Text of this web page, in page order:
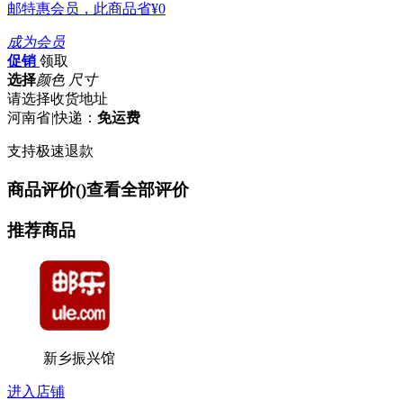
邮特惠会员，此商品省¥0
成为会员
促销 领取
选择颜色 尺寸
请选择收货地址
河南省|快递： 免运费
支持极速退款
商品评价()查看全部评价
推荐商品
新乡振兴馆
进入店铺